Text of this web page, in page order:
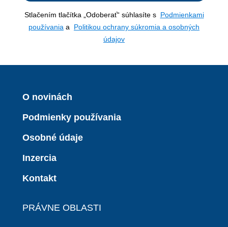
Stlačením tlačítka „Odoberať“ súhlasíte s Podmienkami
používania a Politikou ochrany súkromia a osobných
údajov
O novinách
Podmienky používania
Osobné údaje
Inzercia
Kontakt
PRÁVNE OBLASTI